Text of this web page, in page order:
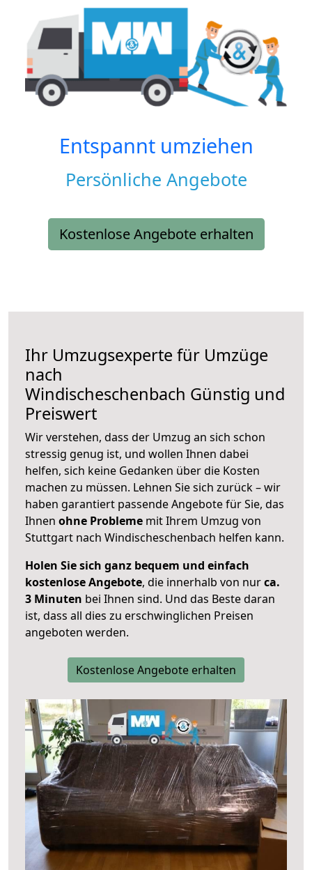
Entspannt umziehen
Persönliche Angebote
Kostenlose Angebote erhalten
Ihr Umzugsexperte für Umzüge
nach
Windischeschenbach Günstig und
Preiswert
Wir verstehen, dass der Umzug an sich schon
stressig genug ist, und wollen Ihnen dabei
helfen, sich keine Gedanken über die Kosten
machen zu müssen. Lehnen Sie sich zurück – wir
haben garantiert passende Angebote für Sie, das
Ihnen ohne Probleme mit Ihrem Umzug von
Stuttgart nach Windischeschenbach helfen kann.
Holen Sie sich ganz bequem und einfach
kostenlose Angebote, die innerhalb von nurca.
3 Minuten bei Ihnen sind. Und das Beste daran
ist, dass all dies zu erschwinglichen Preisen
angeboten werden.
Kostenlose Angebote erhalten